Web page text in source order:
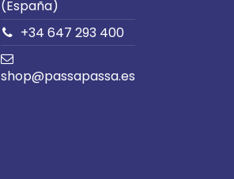
(España)
+34 647 293 400
shop@passapassa.es